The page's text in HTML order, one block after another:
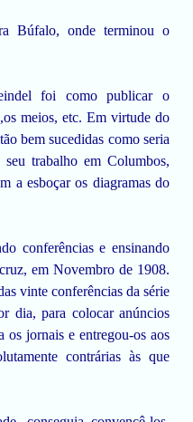
Búfalo, onde terminou o
foi como publicar o
meios, etc. Em virtude do
bem sucedidas como seria
trabalho em Columbos,
a esboçar os diagramas do
conferências e ensinando
em Novembro de 1908.
vinte conferências da série
dia, para colocar anúncios
jornais e entregou-os aos
contrárias às que